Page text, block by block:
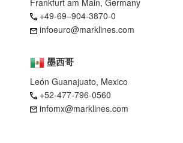
墨西哥
León Guanajuato, Mexico
+52-477-796-0560
infomx@marklines.com
Frankfurt am Main, Germany
+49-69–904-3870-0
infoeuro@marklines.com